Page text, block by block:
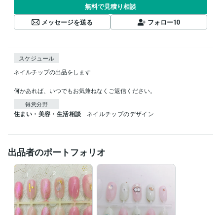
無料で見積り相談
メッセージを送る
フォロー10
スケジュール
ネイルチップの出品をします
何かあれば、いつでもお気兼ねなくご返信ください。
得意分野
住まい・美容・生活相談 ネイルチップのデザイン
出品者のポートフォリオ